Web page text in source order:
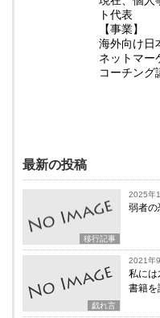
ト代表
【事業】
海外向け日
ネットマー
コーチング
最新の投稿
移行記事
2025年
弱者の
戯れ言
2021年
私には
書籍を